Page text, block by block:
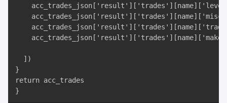
  ])
}
return acc_trades
}